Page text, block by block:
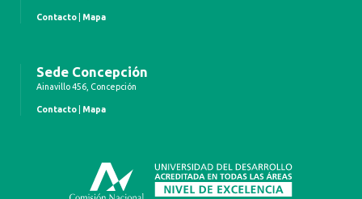
Contacto Mapa
Sede Concepción
Ainavillo 456, Concepción
Contacto Mapa